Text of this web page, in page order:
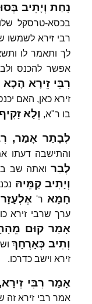
נָחַת וְיָתִיב
בכסא-טרסקל
רבי זירא לשמשו
לך ותאמר לו
אפשר להכנס
רִבִּי זֵירָא הָכָא
זירא כאן, האם
בו ר"א, וְלָא זָקִיף
לְבָתַר אָמַר,
והתישבה דעתו
לְבַר ואתה שב
וְיָתִיב קַמֵּיהּ
חָמָא ר'
ערך שרבי זירא
אָמַר קוּם
וְתִיב כְּאָרְחָךְ
זירא וישב כדרכו.
אָמַר רִבִּי זֵירָא,
אמר רבי זירא זה